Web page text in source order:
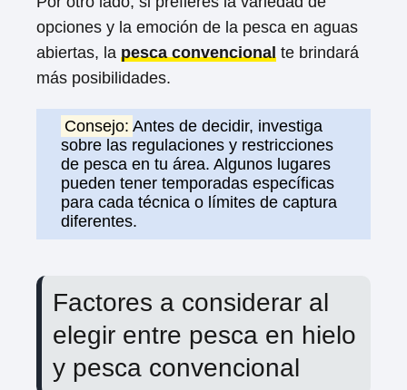
opciones y la emoción de la pesca en aguas
abiertas, la pesca convencional te brindará
más posibilidades.
Consejo: Antes de decidir, investiga
sobre las regulaciones y restricciones
de pesca en tu área. Algunos lugares
pueden tener temporadas específicas
para cada técnica o límites de captura
diferentes.
Factores a considerar al
elegir entre pesca en hielo
y pesca convencional